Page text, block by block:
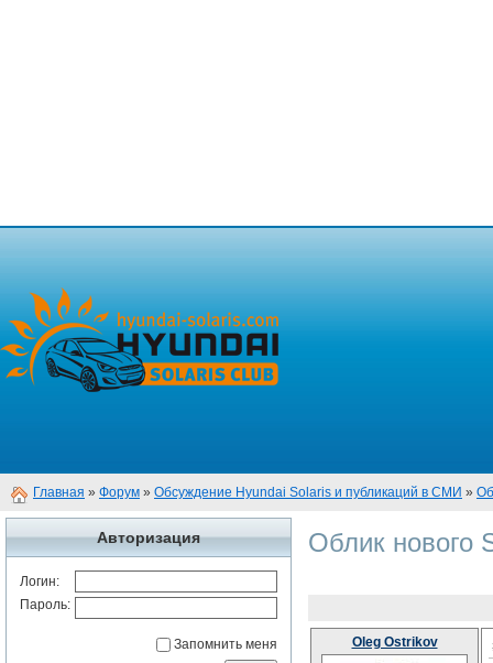
Главная » Форум » Обсуждение Hyundai Solaris и публикаций в СМИ »
Авторизация
Логин:
Пароль:
Запомнить меня
Облик нового
Oleg Ostrikov